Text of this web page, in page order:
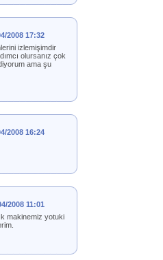
2008 17:32
izlemişimdir
olursanız çok
ama şu
2008 16:24
2008 11:01
makinemiz yotuki